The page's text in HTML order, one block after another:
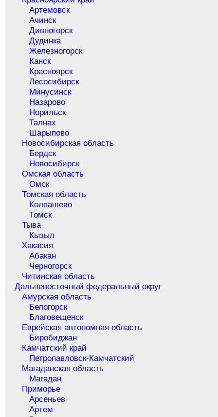
Артемовск
Ачинск
Дивногорск
Дудинка
Железногорск
Канск
Красноярск
Лесосибирск
Минусинск
Назарово
Норильск
Талнах
Шарыпово
Новосибирская область
Бердск
Новосибирск
Омская область
Омск
Томская область
Колпашево
Томск
Тыва
Кызыл
Хакасия
Абакан
Черногорск
Читинская область
Дальневосточный федеральный округ
Амурская область
Белогорск
Благовещенск
Еврейская автономная область
Биробиджан
Камчатский край
Петропавловск-Камчатский
Магаданская область
Магадан
Приморье
Арсеньев
Артем